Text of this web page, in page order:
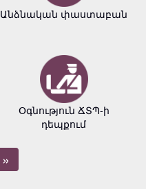
Անձնական փաստաբան
Օգնություն ՃՏՊ-ի
դեպքում
»